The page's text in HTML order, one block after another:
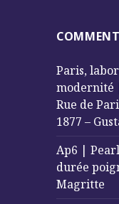
Paris,
modernité
Rue de
1877 –
Ap6 |
durée
Magritte